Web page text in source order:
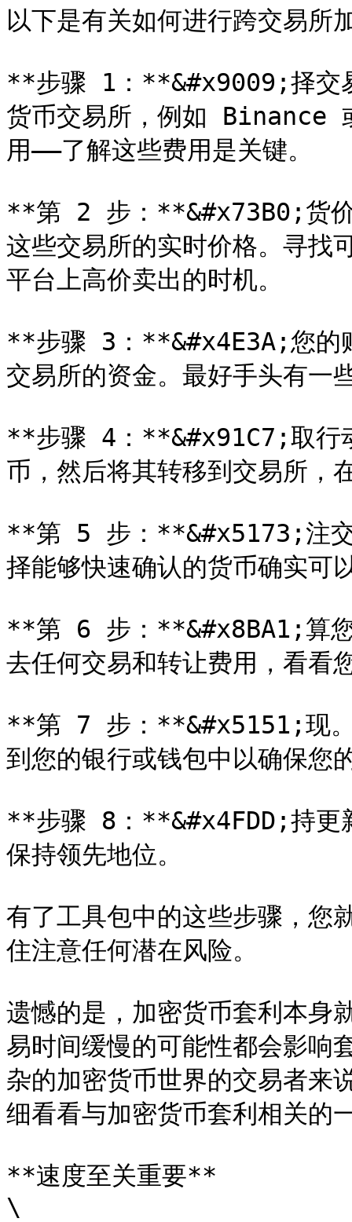
以下是有关如何进行跨交易所
**步骤 1：**&#x9009;择交
货币交易所，例如 Binance
用——了解这些费用是关键。
**第 2 步：**&#x73B0;货价
这些交易所的实时价格。寻找
平台上高价卖出的时机。
**步骤 3：**&#x4E3A;您的
交易所的资金。最好手头有一
**步骤 4：**&#x91C7;取行
币，然后将其转移到交易所，
**第 5 步：**&#x5173;注交
择能够快速确认的货币确实可
**第 6 步：**&#x8BA1;算您
去任何交易和转让费用，看看
**第 7 步：**&#x5151;现。
到您的银行或钱包中以确保您
**步骤 8：**&#x4FDD;持更
保持领先地位。
有了工具包中的这些步骤，您
住注意任何潜在风险。
遗憾的是，加密货币套利本身
易时间缓慢的可能性都会影响
杂的加密货币世界的交易者来
细看看与加密货币套利相关的
**速度至关重要**
\